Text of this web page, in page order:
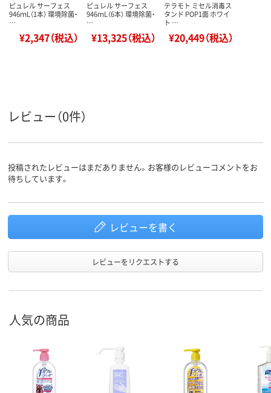
ピュレル サーフェス
946ｍL（1本） 環境除菌・
…
¥2,347（税込）
ピュレル サーフェス
946ｍL（6本） 環境除菌・
…
¥13,325（税込）
テラモト ミセル消毒ス
タンド POP1面 ホワイ
ト …
¥20,449（税込）
レビュー（0件）
投稿されたレビューはまだありません。お客様のレビューコメントをお
待ちしています。
レビューを書く
レビューをリクエストする
人気の商品